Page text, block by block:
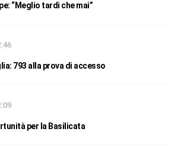
“Meglio tardi che mai”
793 alla prova di accesso
per la Basilicata